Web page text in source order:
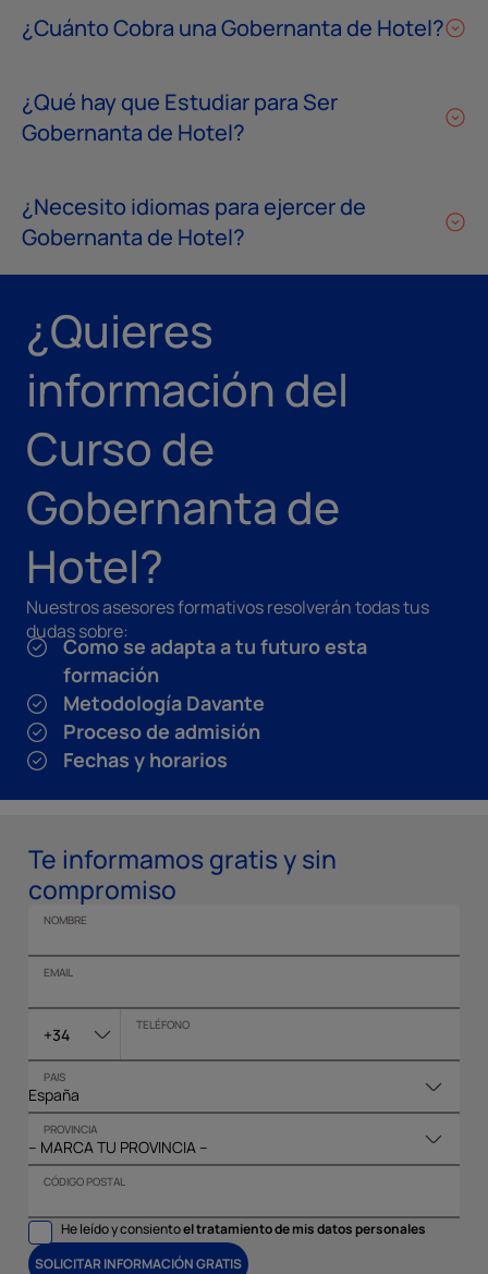
¿Cuánto Cobra una Gobernanta de Hotel?
¿Qué hay que Estudiar para Ser
Gobernanta de Hotel?
¿Necesito idiomas para ejercer de
Gobernanta de Hotel?
¿Quieres
información del
Curso de
Gobernanta de
Hotel?
Nuestros asesores formativos resolverán todas tus
dudas sobre:
Como se adapta a tu futuro esta
formación
Metodología Davante
Proceso de admisión
Fechas y horarios
Te informamos gratis y sin
compromiso
NOMBRE
EMAIL
+34 TELÉFONO
PAIS
PROVINCIA
CÓDIGO POSTAL
He leído y consientoel tratamiento de mis datos personales
SOLICITAR INFORMACIÓN GRATIS